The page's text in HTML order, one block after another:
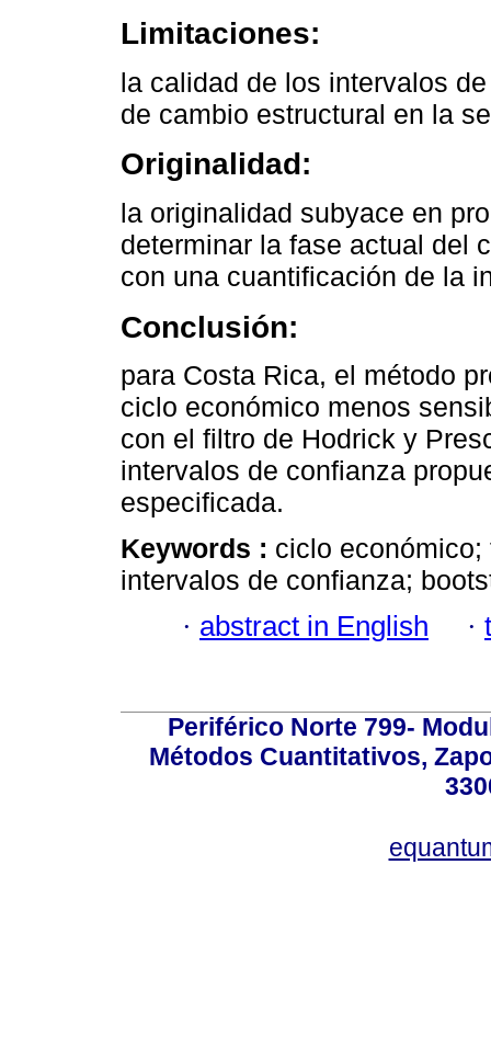
Limitaciones:
la calidad de los intervalos
de cambio estructural en la
Originalidad:
la originalidad subyace en
determinar la fase actual del
con una cuantificación de la
Conclusión:
para Costa Rica, el método
ciclo económico menos
con el filtro de Hodrick y
intervalos de confianza
especificada.
Keywords : ciclo
intervalos de confianza;
· abstract in English ·
Periférico Norte 799-
Métodos Cuantitativos,